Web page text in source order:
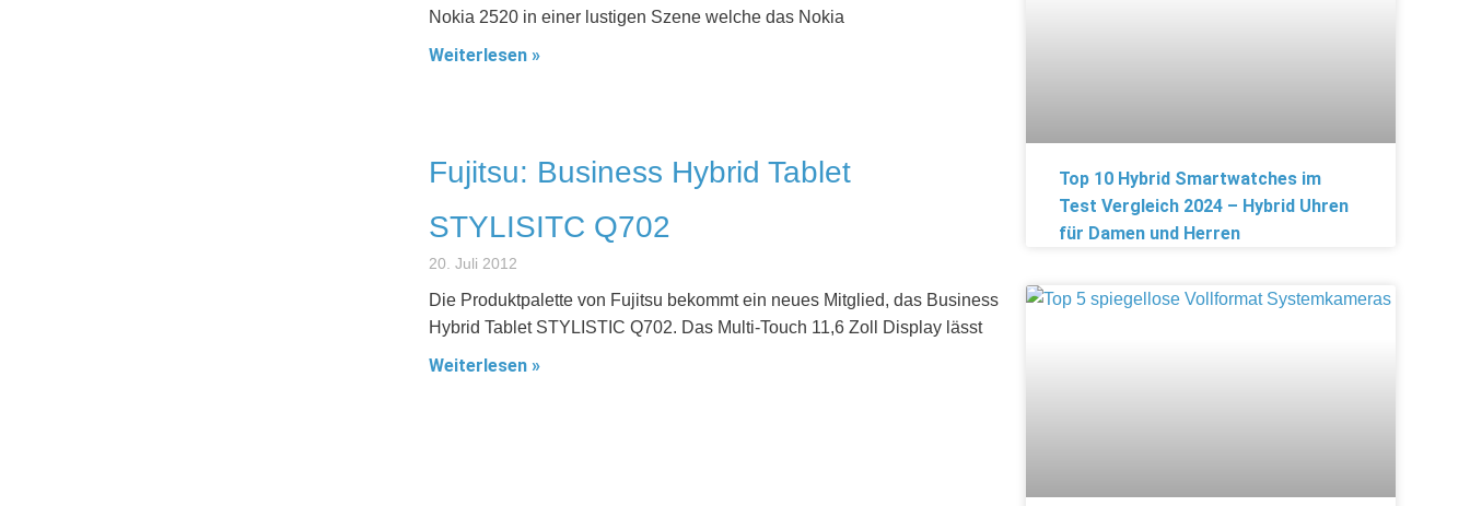
Nokia 2520 in einer lustigen Szene welche das Nokia
Weiterlesen »
Fujitsu: Business Hybrid Tablet
STYLISITC Q702
20. Juli 2012
Die Produktpalette von Fujitsu bekommt ein neues Mitglied, das Business
Hybrid Tablet STYLISTIC Q702. Das Multi-Touch 11,6 Zoll Display lässt
Weiterlesen »
Top 10 Hybrid Smartwatches im
Test Vergleich 2024 – Hybrid Uhren
für Damen und Herren